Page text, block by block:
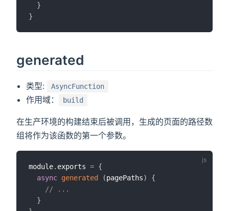
}
}
generated
类型: AsyncFunction
作用域： build
在生产环境的构建结束后被调用，生成的页面的路径数
组将作为该函数的第一个参数。
module. exports = {
async generated (pagePaths)
{
// ...
}